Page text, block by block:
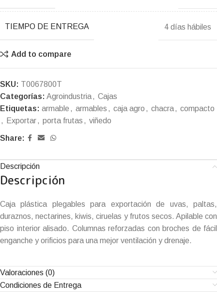
TIEMPO DE ENTREGA 4 días hábiles
Add to compare
SKU: T0067800T
Categorías: Agroindustria, Cajas
Etiquetas: armable , armables , caja agro , chacra, compacto
,
Exportar, porta frutas , viñedo
Share:
Descripción
Descripción
Caja plástica plegables para exportación de uvas, paltas,
duraznos, nectarines, kiwis, ciruelas y frutos secos. Apilable con
piso interior alisado. Columnas reforzadas con broches de fácil
enganche y orificios para una mejor ventilación y drenaje.
Valoraciones (0)
Condiciones de Entrega